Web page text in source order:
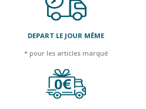
DEPART LE JOUR MÊME
* pour les articles marqué